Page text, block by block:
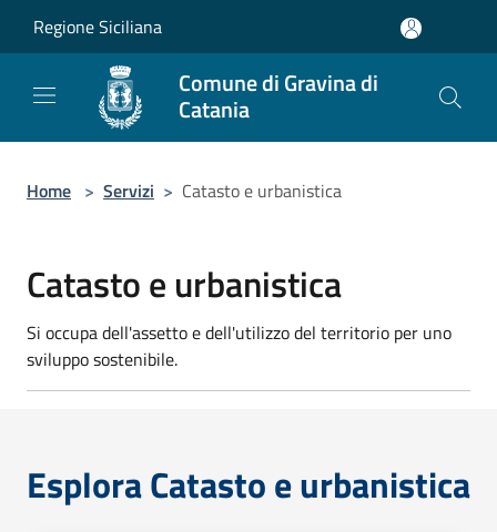
Regione Siciliana
Comune di Gravina di
Catania
Home > Servizi > Catasto e urbanistica
Catasto e urbanistica
Si occupa dell'assetto e dell'utilizzo del territorio per uno
sviluppo sostenibile.
Esplora Catasto e urbanistica